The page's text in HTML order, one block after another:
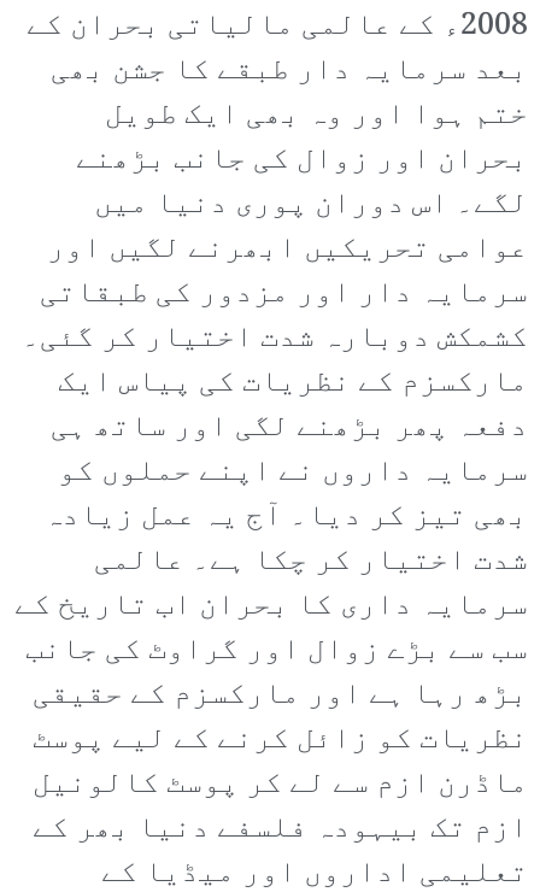
2008ء کے عالمی مالیاتی بحران کے
بعد سرمایہ دار طبقے کا جشن بھی
ختم ہوا اور وہ بھی ایک طویل
بحران اور زوال کی جانب بڑھنے
لگے۔ اس دوران پوری دنیا میں
عوامی تحریکیں ابھرنے لگیں اور
سرمایہ دار اور مزدور کی طبقاتی
کشمکش دوبارہ شدت اختیار کر گئی۔
مارکسزم کے نظریات کی پیاس ایک
دفعہ پھر بڑھنے لگی اور ساتھ ہی
سرمایہ داروں نے اپنے حملوں کو
بھی تیز کر دیا۔ آج یہ عمل زیادہ
شدت اختیار کر چکا ہے۔ عالمی
سرمایہ داری کا بحران اب تاریخ کے
سب سے بڑے زوال اور گراوٹ کی جانب
بڑھ رہا ہے اور مارکسزم کے حقیقی
نظریات کو زائل کرنے کے لیے پوسٹ
ماڈرن ازم سے لے کر پوسٹ کالونیل
ازم تک بیہودہ فلسفے دنیا بھر کے
تعلیمی اداروں اور میڈیا کے